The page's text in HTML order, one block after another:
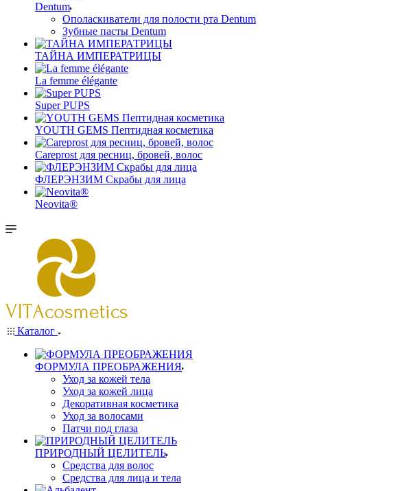
Dentum
Ополаскиватели для полости рта Dentum
Зубные пасты Dentum
ТАЙНА ИМПЕРАТРИЦЫ
La femme élégante
Super PUPS
YOUTH GEMS Пептидная косметика
Careprost для ресниц, бровей, волос
ФЛЕРЭНЗИМ Скрабы для лица
Neovita®
Каталог
ФОРМУЛА ПРЕОБРАЖЕНИЯ
Уход за кожей тела
Уход за кожей лица
Декоративная косметика
Уход за волосами
Патчи под глаза
ПРИРОДНЫЙ ЦЕЛИТЕЛЬ
Средства для волос
Средства для лица и тела